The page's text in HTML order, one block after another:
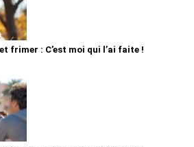
frimer : C’est moi qui l’ai faite !